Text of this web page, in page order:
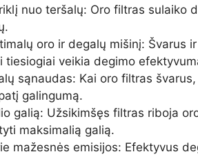
nuo teršalų: Oro filtras sulaiko
oro ir degalų mišinį: Švarus
tiesiogiai veikia degimo
sąnaudas: Kai oro filtras
galingumą.
galią: Užsikimšęs filtras riboja
maksimalią galią.
mažesnės emisijos: Efektyvus